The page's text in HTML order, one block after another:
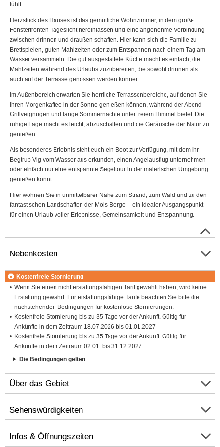
fühlt.
Herzstück des Hauses ist das gemütliche Wohnzimmer, in dem große
Fensterfronten Tageslicht hereinlassen und eine angenehme Verbindung
zwischen drinnen und draußen schaffen. Hier kann sich die Familie zu
Brettspielen, guten Mahlzeiten oder zum Entspannen nach einem Tag am
Wasser versammeln. Die gut ausgestattete Küche macht es einfach, die
Mahlzeiten während des Urlaubs zuzubereiten, die sowohl drinnen als
auch auf der Terrasse genossen werden können.
Im Außenbereich erwarten Sie herrliche Terrassenbereiche, auf denen Sie
Ihren Morgenkaffee in der Sonne genießen können, während der Abend
Grillvergnügen und lange Sommernächte unter freiem Himmel bietet. Die
ruhige Lage macht es leicht, abzuschalten und die Geräusche der Natur zu
genießen.
Als besonderes Erlebnis steht euch ein Boot zur Verfügung, mit dem ihr
Begtrup Vig vom Wasser aus erkunden, einen Angelausflug unternehmen
oder einfach nur eine entspannte Segeltour in der malerischen Umgebung
genießen könnt.
Hier wohnen Sie in unmittelbarer Nähe zum Strand, zum Wald und zu den
fantastischen Landschaften der Mols-Berge – ein idealer Ausgangspunkt
für einen Urlaub voller Erlebnisse, Gemeinsamkeit und Entspannung.
Über das Gebiet
Infos & Öffnungszeiten
Nebenkosten
Kostenfreie Stornierung
Wenn Sie einen nicht erstattungsfähigen Tarif gewählt haben, wird keine
Erstattung gewährt. Für erstattungsfähige Tarife beachten Sie bitte die
nachstehenden Bedingungen für kostenlose Stornierungen:
Kostenfreie Stornierung bis zu 35 Tage vor der Ankunft. Gültig für
Ankünfte in dem Zeitraum 18.07.2026 bis 01.01.2027
Kostenfreie Stornierung bis zu 35 Tage vor der Ankunft. Gültig für
Ankünfte in dem Zeitraum 02.01. bis 31.12.2027
Die Bedingungen gelten
Sehenswürdigkeiten